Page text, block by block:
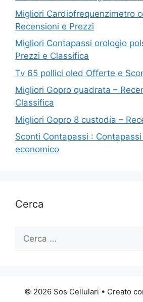
Migliori Cardiofrequenzimetro
Recensioni e Prezzi
Migliori Contapassi orologio
Prezzi e Classifica
Tv 65 pollici oled Offerte e
Migliori Gopro quadrata –
Classifica
Migliori Gopro 8 custodia –
Sconti Contapassi :
economico
Cerca
Ricerca
© 2026 Sos Cellulari • Creato